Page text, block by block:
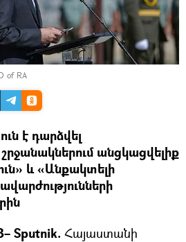
of RA
է դարձվել
անցկացվելիք
և «Անքակտելի
Sputnik. Հայաստանի